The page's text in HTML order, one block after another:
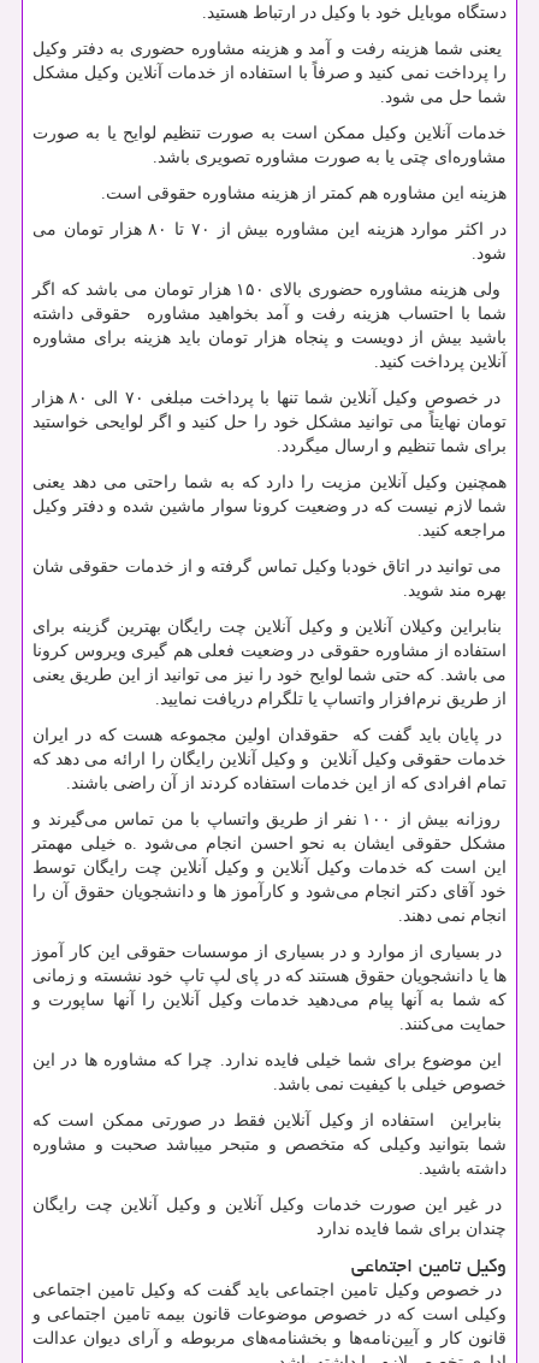
دستگاه موبایل خود با وکیل در ارتباط هستید.
یعنی شما هزینه رفت و آمد و هزینه مشاوره حضوری به دفتر وکیل
را پرداخت نمی کنید و صرفاً با استفاده از خدمات آنلاین وکیل مشکل
شما حل می شود.
خدمات آنلاین وکیل ممکن است به صورت تنظیم لوایح یا به صورت
مشاوره‌ای چتی یا به صورت مشاوره تصویری باشد.
هزینه این مشاوره هم کمتر از هزینه مشاوره حقوقی است.
در اکثر موارد هزینه این مشاوره بیش از ۷۰ تا ۸۰ هزار تومان می
شود.
ولی هزینه مشاوره حضوری بالای ۱۵۰ هزار تومان می باشد که اگر
شما با احتساب هزینه رفت و آمد بخواهید مشاوره حقوقی داشته
باشید بیش از دویست و پنجاه هزار تومان باید هزینه برای مشاوره
آنلاین پرداخت کنید.
در خصوص وکیل آنلاین شما تنها با پرداخت مبلغی ۷۰ الی ۸۰ هزار
تومان نهایتاً می توانید مشکل خود را حل کنید و اگر لوایحی خواستید
برای شما تنظیم و ارسال میگردد.
همچنین وکیل آنلاین مزیت را دارد که به شما راحتی می دهد یعنی
شما لازم نیست که در وضعیت کرونا سوار ماشین شده و دفتر وکیل
مراجعه کنید.
می توانید در اتاق خودبا وکیل تماس گرفته و از خدمات حقوقی شان
بهره مند شوید.
بنابراین وکیلان آنلاین و وکیل آنلاین چت رایگان بهترین گزینه برای
استفاده از مشاوره حقوقی در وضعیت فعلی هم گیری ویروس کرونا
می باشد. که حتی شما لوایح خود را نیز می توانید از این طریق یعنی
از طریق نرم‌افزار واتساپ یا تلگرام دریافت نمایید.
در پایان باید گفت که حقوقدان اولین مجموعه هست که در ایران
خدمات حقوقی وکیل آنلاین و وکیل آنلاین رایگان را ارائه می دهد که
تمام افرادی که از این خدمات استفاده کردند از آن راضی باشند.
روزانه بیش از ۱۰۰ نفر از طریق واتساپ با من تماس می‌گیرند و
مشکل حقوقی ایشان به نحو احسن انجام می‌شود .ه خیلی مهمتر
این است که خدمات وکیل آنلاین و وکیل آنلاین چت رایگان توسط
خود آقای دکتر انجام می‌شود و کارآموز ها و دانشجویان حقوق آن را
انجام نمی دهند.
در بسیاری از موارد و در بسیاری از موسسات حقوقی این کار آموز
ها یا دانشجویان حقوق هستند که در پای لپ تاپ خود نشسته و زمانی
که شما به آنها پیام می‌دهید خدمات وکیل آنلاین را آنها ساپورت و
حمایت می‌کنند.
این موضوع برای شما خیلی فایده ندارد. چرا که مشاوره ها در این
خصوص خیلی با کیفیت نمی باشد.
بنابراین استفاده از وکیل آنلاین فقط در صورتی ممکن است که
شما بتوانید وکیلی که متخصص و متبحر میباشد صحبت و مشاوره
داشته باشید.
در غیر این صورت خدمات وکیل آنلاین و وکیل آنلاین چت رایگان
چندان برای شما فایده ندارد‌
وکیل تامین اجتماعی
در خصوص وکیل تامین اجتماعی باید گفت که وکیل تامین اجتماعی
وکیلی است که در خصوص موضوعات قانون بیمه تامین اجتماعی و
قانون کار و آیین‌نامه‌ها و بخشنامه‌های مربوطه و آرای دیوان عدالت